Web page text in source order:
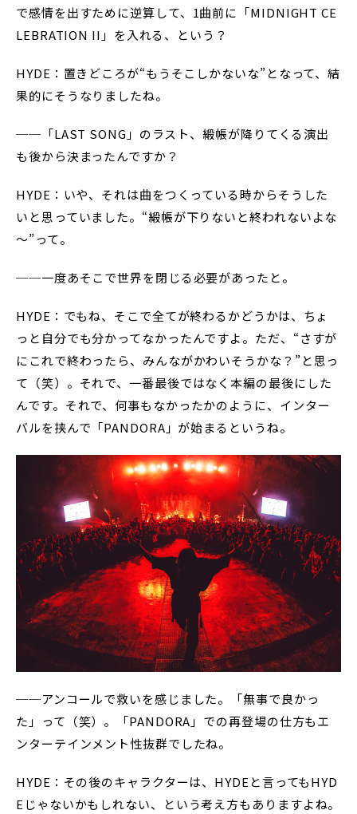
で感情を出すために逆算して、1曲前に「MIDNIGHT CE
LEBRATION II」を入れる、という？
HYDE：置きどころが“もうそこしかないな”となって、結
果的にそうなりましたね。
──「LAST SONG」のラスト、緞帳が降りてくる演出
も後から決まったんですか？
HYDE：いや、それは曲をつくっている時からそうした
いと思っていました。“緞帳が下りないと終われないよな
～”って。
──一度あそこで世界を閉じる必要があったと。
HYDE：でもね、そこで全てが終わるかどうかは、ちょ
っと自分でも分かってなかったんですよ。ただ、“さすが
にこれで終わったら、みんながかわいそうかな？”と思っ
て（笑）。それで、一番最後ではなく本編の最後にした
んです。それで、何事もなかったかのように、インター
バルを挟んで「PANDORA」が始まるというね。
──アンコールで救いを感じました。「無事で良かっ
た」って（笑）。「PANDORA」での再登場の仕方もエ
ンターテインメント性抜群でしたね。
HYDE：その後のキャラクターは、HYDEと言ってもHYD
Eじゃないかもしれない、という考え方もありますよね。